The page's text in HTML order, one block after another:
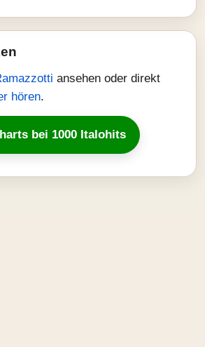
ansehen oder direkt
hören.
bei 1000 Italohits